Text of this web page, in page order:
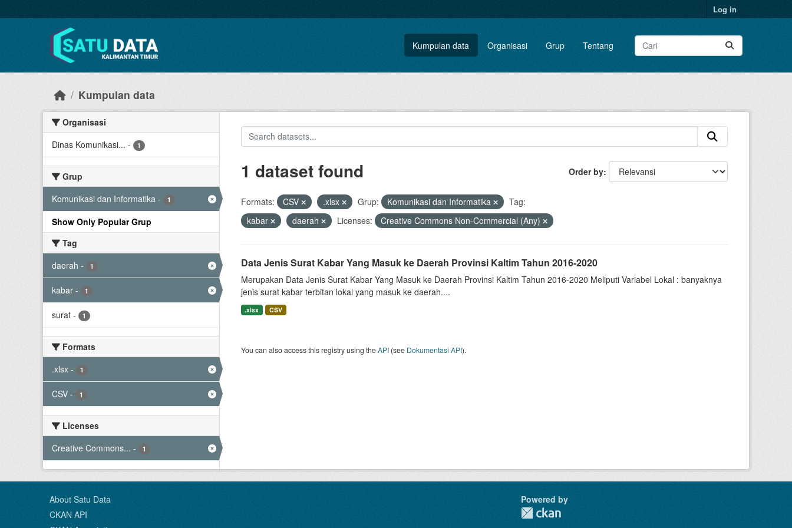
Log in
Kumpulan data Organisasi Grup Tentang
Kumpulan data
Organisasi
Dinas Komunikasi... - 1
Grup
Komunikasi dan Informatika - 1
Show Only Popular Grup
Tag
daerah - 1
kabar - 1
surat - 1
Formats
.xlsx - 1
CSV - 1
Licenses
Creative Commons... - 1
Order by
1 dataset found
Formats: CSV .xlsx Grup: Komunikasi dan Informatika
Tag:
kabar
daerah Licenses: Creative Commons Non-Commercial (Any)
Data Jenis Surat Kabar Yang Masuk ke Daerah Provinsi Kaltim Tahun 2016-2020
Merupakan Data Jenis Surat Kabar Yang Masuk ke Daerah Provinsi Kaltim Tahun 2016-2020 Meliputi Variabel Lokal : banyaknya
jenis surat kabar terbitan lokal yang masuk ke daerah....
.xlsx CSV
You can also access this registry using theAPI(see Dokumentasi API).
About Satu Data
CKAN API
Powered by